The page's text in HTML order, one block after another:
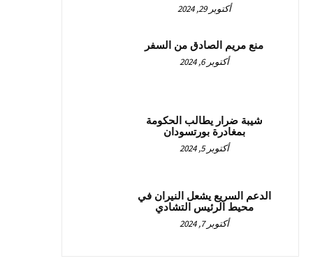
أكتوبر 29, 2024
منع مريم الصادق من السفر
أكتوبر 6, 2024
شيبة ضرار يطالب الحكومة
بمغادرة بورتسودان
أكتوبر 5, 2024
الدعم السريع يشعل النيران في
محيط الرئيس التشادي
أكتوبر 7, 2024